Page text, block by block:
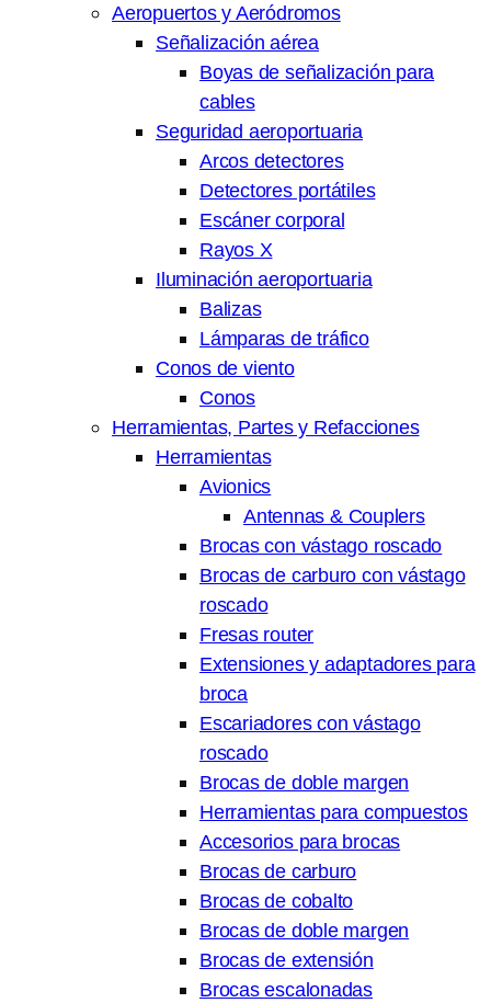
Aeropuertos y Aeródromos
Señalización aérea
Boyas de señalización para
cables
Seguridad aeroportuaria
Arcos detectores
Detectores portátiles
Escáner corporal
Rayos X
Iluminación aeroportuaria
Balizas
Lámparas de tráfico
Conos de viento
Conos
Herramientas, Partes y Refacciones
Herramientas
Avionics
Antennas & Couplers
Brocas con vástago roscado
Brocas de carburo con vástago
roscado
Fresas router
Extensiones y adaptadores para
broca
Escariadores con vástago
roscado
Brocas de doble margen
Herramientas para compuestos
Accesorios para brocas
Brocas de carburo
Brocas de cobalto
Brocas de doble margen
Brocas de extensión
Brocas escalonadas